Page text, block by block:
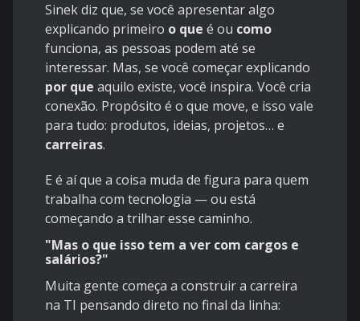
Sinek diz que, se você apresentar algo
explicando primeiro o que é ou como
funciona, as pessoas podem até se
interessar. Mas, se você começar explicando
por que aquilo existe, você inspira. Você cria
conexão. Propósito é o que move, e isso vale
para tudo: produtos, ideias, projetos… e
carreiras.
E é aí que a coisa muda de figura para quem
trabalha com tecnologia — ou está
começando a trilhar esse caminho.
"Mas o que isso tem a ver com cargos e
salários?"
Muita gente começa a construir a carreira
na TI pensando direto no final da linha: